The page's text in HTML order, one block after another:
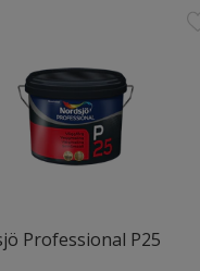
Professional P25